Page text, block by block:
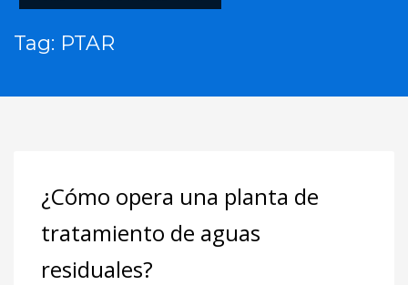
Tag: PTAR
¿Cómo opera una planta de
tratamiento de aguas
residuales?